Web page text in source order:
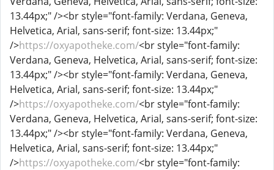
13.44px;" /><br style="font-family: Verdana, Geneva,
Helvetica, Arial, sans-serif; font-size: 13.44px;"
/>https://oxyapotheke.com/<br style="font-family:
Verdana, Geneva, Helvetica, Arial, sans-serif; font-size:
13.44px;" /><br style="font-family: Verdana, Geneva,
Helvetica, Arial, sans-serif; font-size: 13.44px;"
/>https://oxyapotheke.com/<br style="font-family:
Verdana, Geneva, Helvetica, Arial, sans-serif; font-size:
13.44px;" /><br style="font-family: Verdana, Geneva,
Helvetica, Arial, sans-serif; font-size: 13.44px;"
/>https://oxyapotheke.com/<br style="font-family: